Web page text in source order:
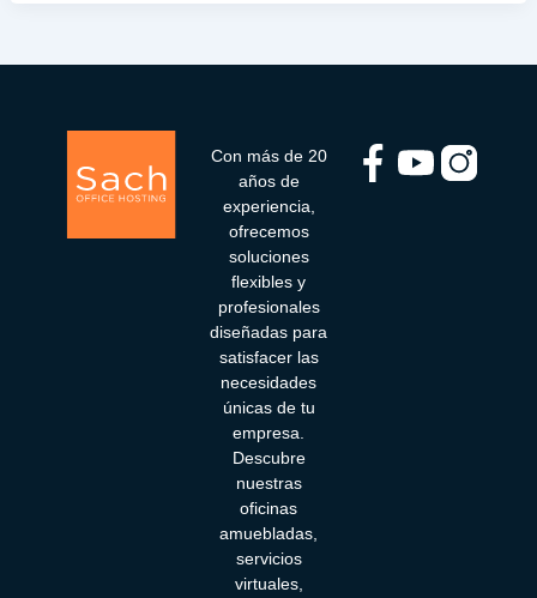
Con más de 20
años de
experiencia,
ofrecemos
soluciones
flexibles y
profesionales
diseñadas para
satisfacer las
necesidades
únicas de tu
empresa.
Descubre
nuestras
oficinas
amuebladas,
servicios
virtuales,